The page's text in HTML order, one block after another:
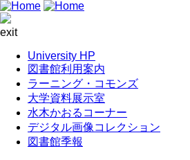
exit
University HP
図書館利用案内
ラーニング・コモンズ
大学資料展示室
水木かおるコーナー
デジタル画像コレクション
図書館季報